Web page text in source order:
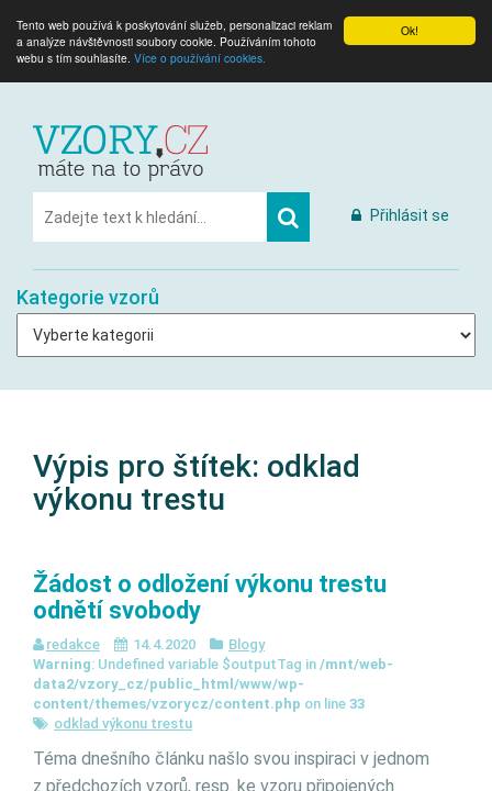
Ok!
Tento web používá k poskytování služeb, personalizaci reklam
a analýze návštěvnosti soubory cookie. Používáním tohoto
webu s tím souhlasíte. Více o používání cookies.
Přihlásit se
Kategorie vzorů
Výpis pro štítek: odklad
výkonu trestu
Žádost o odložení výkonu trestu
odnětí svobody
redakce 14.4.2020
Blogy
Warning: Undefined variable $outputTag in /mnt/web-
data2/vzory_cz/public_html/www/wp-
content/themes/vzorycz/content.php on line 33
odklad výkonu trestu
Téma dnešního článku našlo svou inspiraci v jednom
z předchozích vzorů, resp. ke vzoru připojených